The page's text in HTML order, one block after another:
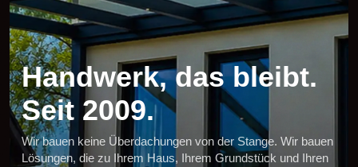
Handwerk, das bleibt.
Seit 2009.
Wir bauen keine Überdachungen von der Stange. Wir bauen
Lösungen, die zu Ihrem Haus, Ihrem Grundstück und Ihren